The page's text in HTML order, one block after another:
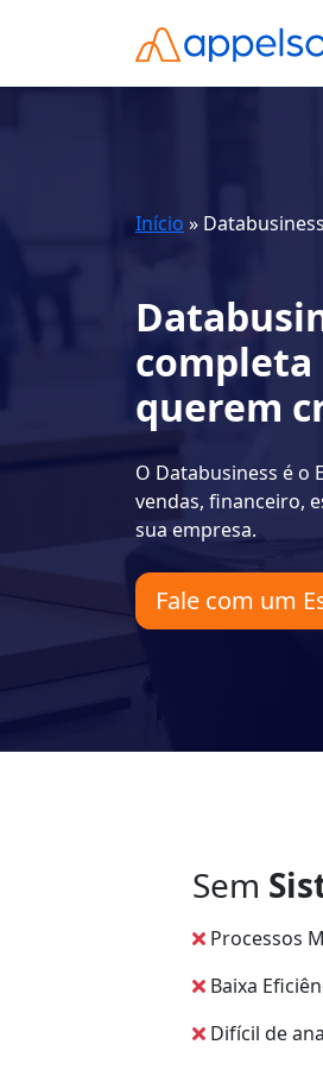
Início »
completa
querem
O Databusiness é o
vendas, financeiro,
sua empresa.
Fale com um
Sem
Processos
Baixa
Difícil de